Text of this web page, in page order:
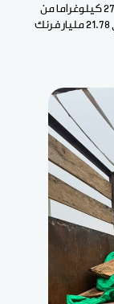
وصادرت الجمارك السنغالية في سبتمبر الماضي 272.25 كيلوغراما من
الكوكايين جنوبي البلاد، بلغت قيمتها المالية حوالي 21.78 مليار فرنك